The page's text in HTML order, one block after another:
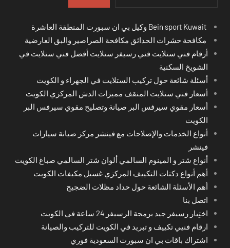
مكافحة حشرات الحدائق مكافحة الصراصير والبق العارضية
أرقام فني ستلايت فني رسيفر ستلايت أفضل فني ستلايت في
الشويخ السكنية
أسئلة شائعة حول تركيب الستلايت في الجهراء و الكويت
أسعار فني ستلايت المنقف مميزات الدش المركزي الكويت
أسعار مقوي سيرفس البر صيانة وتصليح مقوي سيرفس البر
الكويت
أنواع الخدمات والإصلاحات مع فينشر مركز صيانة سيارات
فينشر
أنواع شتر و المينوم السالمي ألوان شتر السالمي صباغ الكويت
أهم أنواع دكتات التكييف المركزي غسيل مكيفات الكويت
أهم الأسئلة الشائعة حول حداد مظلات الضجيج
اتصل بنا
اختِيار رسيفر جيد برمجة الرسيفر 24 ساعة في الكويت
ارقام فنيي تكييف و تبريد في الكويت للتركيب والصيانة
اشتراك باقات بي ان سبورت السعودية فوري